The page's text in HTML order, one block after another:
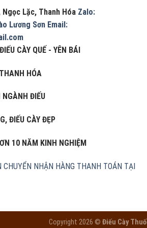
Lặc, Thanh Hóa Zalo:
Lương Sơn Email:
CÀY QUẾ - YÊN BÁI
HÓA
NGÀNH ĐIẾU
ĐIẾU CÀY ĐẸP
10 NĂM KINH NGHIỆM
CHUYỂN NHẬN HÀNG THANH TOÁN TẠI
Copyright 2026 © Điếu Cày